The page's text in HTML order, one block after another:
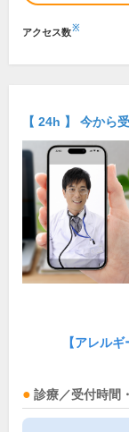
アクセス数※
【 24h 】 今から
【アレル
診療／受付時間